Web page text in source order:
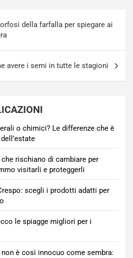
della farfalla per spiegare ai
avere i semi in tutte le stagioni
o chimici? Le differenze che è
rischiano di cambiare per
visitarli e proteggerli
scegli i prodotti adatti per
le spiagge migliori per i
non è così innocuo come sembra: